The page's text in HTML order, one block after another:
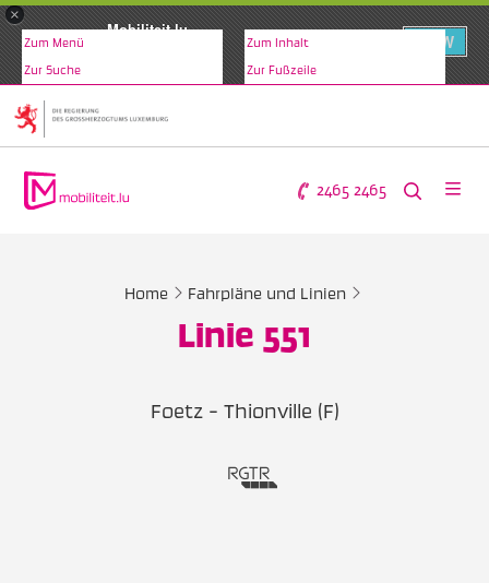
×
Mobiliteit.lu
VIEW
Zum Menü Zum Inhalt
Zur Suche Zur Fußzeile
2465 2465
Home Fahrpläne und Linien
Linie 551
Foetz - Thionville (F)